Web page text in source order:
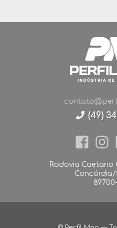
(49)
Rodovia Caetano
Concórdia/